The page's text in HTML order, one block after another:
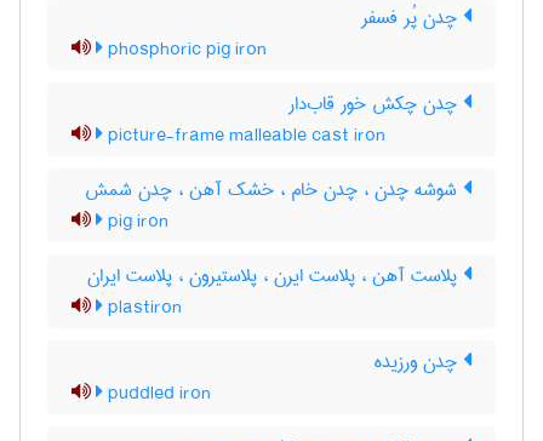
چدن پُر فسفر
phosphoric pig iron
چدن چکش خور قاب‌دار
picture-frame malleable cast iron
شوشه چدن ، چدن خام ، خشک آهن ، چدن شمش
pig iron
پلاست آهن ، پلاست ایرن ، پلاستیرون ، پلاست ایران
plastiron
چدن ورزیده
puddled iron